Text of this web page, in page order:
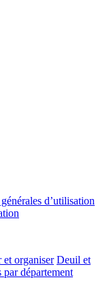
d’utilisation
et organiser Deuil et
par département